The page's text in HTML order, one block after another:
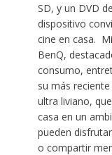
SD, y un DVD
dispositivo
cine en casa.
BenQ,
consumo,
su más
ultra liviano,
casa en un
pueden
o compartir